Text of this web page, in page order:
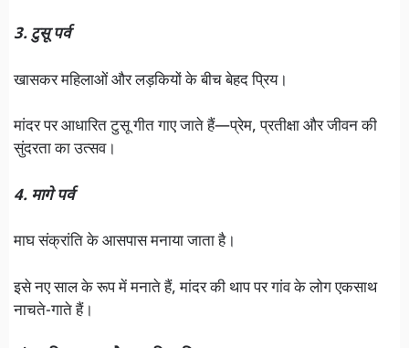
3. टुसू पर्व
खासकर महिलाओं और लड़कियों के बीच बेहद प्रिय।
मांदर पर आधारित टुसू गीत गाए जाते हैं—प्रेम, प्रतीक्षा और जीवन की
सुंदरता का उत्सव।
4. मागे पर्व
माघ संक्रांति के आसपास मनाया जाता है।
इसे नए साल के रूप में मनाते हैं, मांदर की थाप पर गांव के लोग एकसाथ
नाचते-गाते हैं।